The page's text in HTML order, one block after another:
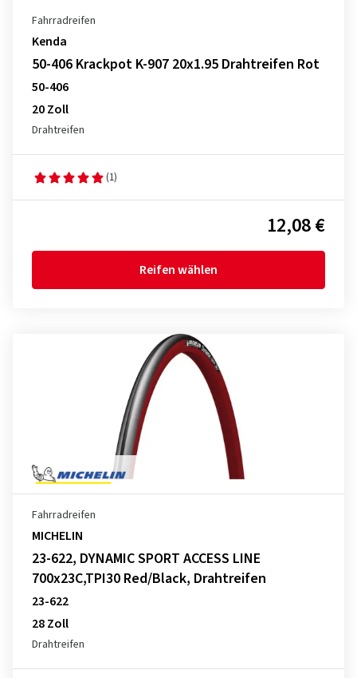
Fahrradreifen
Kenda
50-406 Krackpot K-907 20x1.95 Drahtreifen Rot
50-406
20 Zoll
Drahtreifen
(1)
12,08 €
Reifen wählen
Fahrradreifen
MICHELIN
23-622, DYNAMIC SPORT ACCESS LINE
700x23C,TPI30 Red/Black, Drahtreifen
23-622
28 Zoll
Drahtreifen